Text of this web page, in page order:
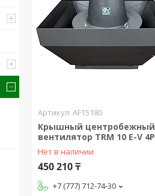
AF15180
Крышный центробежный
вентилятор TRM 10 E-V 4P
Нет в наличии
450 210 ₸
+7 (777) 712-74-30